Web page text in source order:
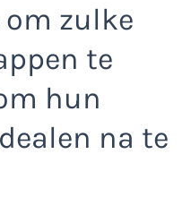
zulke
te
hun
na te